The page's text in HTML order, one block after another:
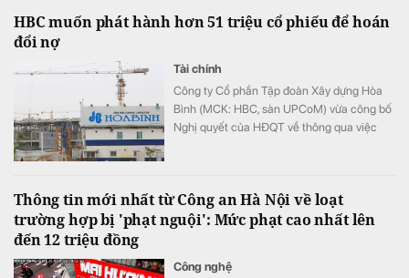
HBC muốn phát hành hơn 51 triệu cổ phiếu để hoán
đổi nợ
Tài chính
Công ty Cổ phần Tập đoàn Xây dựng Hòa
Bình (MCK: HBC, sàn UPCoM) vừa công bố
Nghị quyết của HĐQT về thông qua việc
Thông tin mới nhất từ Công an Hà Nội về loạt
trường hợp bị 'phạt nguội': Mức phạt cao nhất lên
đến 12 triệu đồng
Công nghệ